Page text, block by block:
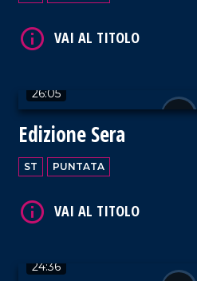
26:05
Edizione Sera
ST PUNTATA
24:36
VAI AL TITOLO